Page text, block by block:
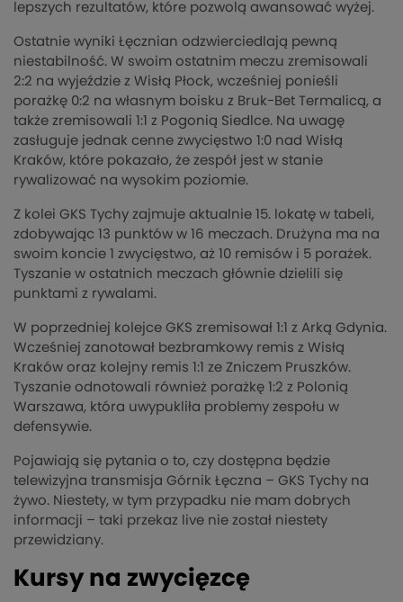
lepszych rezultatów, które pozwolą awansować wyżej.
Ostatnie wyniki Łęcznian odzwierciedlają pewną
niestabilność. W swoim ostatnim meczu zremisowali
2:2 na wyjeździe z Wisłą Płock, wcześniej ponieśli
porażkę 0:2 na własnym boisku z Bruk-Bet Termalicą, a
także zremisowali 1:1 z Pogonią Siedlce. Na uwagę
zasługuje jednak cenne zwycięstwo 1:0 nad Wisłą
Kraków, które pokazało, że zespół jest w stanie
rywalizować na wysokim poziomie.
Z kolei GKS Tychy zajmuje aktualnie 15. lokatę w tabeli,
zdobywając 13 punktów w 16 meczach. Drużyna ma na
swoim koncie 1 zwycięstwo, aż 10 remisów i 5 porażek.
Tyszanie w ostatnich meczach głównie dzielili się
punktami z rywalami.
W poprzedniej kolejce GKS zremisował 1:1 z Arką Gdynia.
Wcześniej zanotował bezbramkowy remis z Wisłą
Kraków oraz kolejny remis 1:1 ze Zniczem Pruszków.
Tyszanie odnotowali również porażkę 1:2 z Polonią
Warszawa, która uwypukliła problemy zespołu w
defensywie.
Pojawiają się pytania o to, czy dostępna będzie
telewizyjna transmisja Górnik Łęczna – GKS Tychy na
żywo. Niestety, w tym przypadku nie mam dobrych
informacji – taki przekaz live nie został niestety
przewidziany.
Kursy na zwycięzcę